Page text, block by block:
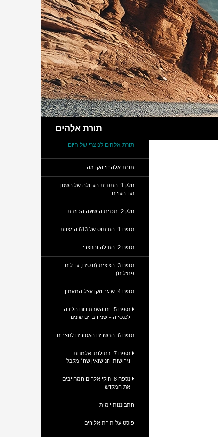
תורת אלהים
תורת אלהים לנוצרי של היום
תורת אלהים: הקדמה
חלק 1: התכנית הגדולה של השטן
נגד הגויים
חלק 2: תכנית הישועה הכוזבת
נספח 1: המיתוס של 613 המצוות
נספח 2: המילה והנוצרי
נספח 3: הציצית (חוטים, גדילים,
פתילים)
נספח 4: שיער וזקן אצל המאמין
נספח 5: יום השבת ויום הליכה
לכנסייה – שני דברים שונים
נספח 6: הבשרים האסורים לנוצרים
נספח 7: בתולות, אלמנות
וגרושות: הנישואין שה׳ מקבל
נספח 8: חוקי אלהים המחייבים
את המקדש
התבוננות יומית
פוסט על תורת אלוהים